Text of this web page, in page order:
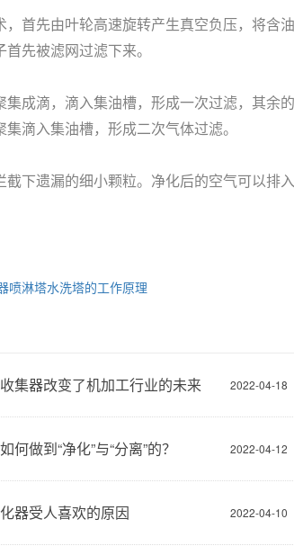
，首先由叶轮高速旋转产生真空负压，将含
先被滤网过滤下来。
集成滴，滴入集油槽，形成一次过滤，其余
集滴入集油槽，形成二次气体过滤。
截下遗漏的细小颗粒。净化后的空气可以排
喷淋塔水洗塔的工作原理
2022-04-18
集器改变了机加工行业的未来
2022-04-12
何做到“净化”与“分离”的？
2022-04-10
器受人喜欢的原因